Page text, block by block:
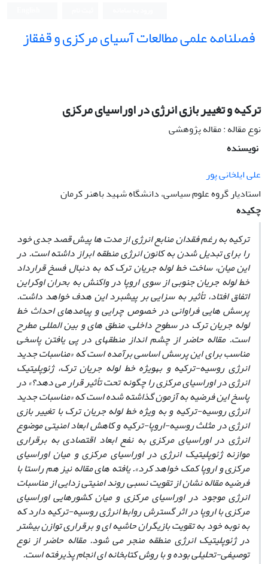
فصلنامه علمی مطالعات آسیای مرکزی و قفقاز
ترکیه و تغییر بازی انرژی در اوراسیای مرکزی
نوع مقاله : مقاله پژوهشی
نویسنده
علی ایلخانی پور
استادیار گروه علوم سیاسی، دانشگاه شهید باهنر کرمان
چکیده
ترکیه به‏ رغم فقدان منابع انرژی از مدت‏ ها پیش قصد جدی خود
را برای تبدیل‏ شدن به کانون انرژی منطقه ابراز داشته است. در
این میان، ساخت خط ‏لوله جریان ترک که به ‏دنبال فسخ قرارداد
خط‏ لوله جریان جنوبی از سوی اروپا در واکنش به بحران اوکراین
اتفاق افتاد، تأثیر به‏ سزایی بر پیشبرد این هدف خواهد داشت.
پرسش‏ هایی فراوانی در خصوص چرایی و پیامدهای احداث خط‏
لوله جریان ترک در سطوح داخلی، منطق ه‏ای و بین‏ المللی مطرح
است. مقاله حاضر از چشم ‏انداز منطقه‏ای در پی یافتن پاسخی
مناسب برای این پرسش اساسی برآمده است که «مناسبات جدید
انرژی روسیه-ترکیه و به‏ویژه خط‏ لوله جریان ترک، ژئوپلیتیک
انرژی در اوراسیای مرکزی را چگونه تحت تأثیر قرار می‏ دهد؟» در
پاسخ این فرضیه به آزمون گذاشته شده است که «مناسبات جدید
انرژی روسیه-ترکیه و به‏ ویژه خط‏ لوله جریان ترک با تغییر بازی
انرژی در مثلث روسیه-اروپا-ترکیه و کاهش ابعاد امنیتی موضوع
انرژی در اوراسیای مرکزی به ‏نفع ابعاد اقتصادی به برقراری
موازنه ژئوپلیتیک انرژی در اوراسیای مرکزی و میان اوراسیای
مرکزی و اروپا کمک خواهد کرد». یافته‏ های مقاله نیز هم ‏راستا با
فرضیه مقاله نشان از تقویت نسبی روند امنیتی‏ زدایی از مناسبات
انرژی موجود در اوراسیای مرکزی و میان کشورهایی اوراسیای
مرکزی با اروپا در اثر گسترش روابط انرژی روسیه-ترکیه دارد که
به نوبه خود به تقویت بازیگران حاشیه‏ ای و برقراری توازن بیشتر
در ژئوپلیتیک انرژی منطقه منجر می‏ شود. مقاله حاضر از نوع
توصیفی-تحلیلی بوده و با روش کتابخانه‏ ای انجام پذیرفته ‏است.